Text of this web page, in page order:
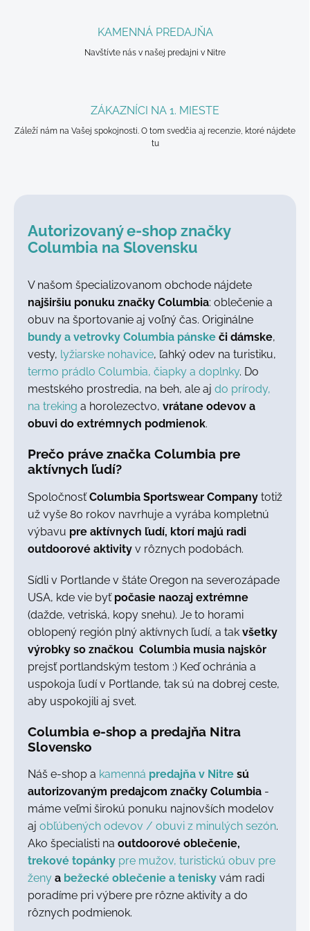
KAMENNÁ PREDAJŇA
Navštívte nás v našej predajni v Nitre
ZÁKAZNÍCI NA 1. MIESTE
Záleží nám na Vašej spokojnosti. O tom svedčia aj recenzie, ktoré nájdete
tu
Autorizovaný e-shop značky
Columbia na Slovensku
V našom špecializovanom obchode nájdete
najširšiu ponuku značky Columbia: oblečenie a
obuv na športovanie aj voľný čas. Originálne
bundy a vetrovky Columbia pánske či dámske,
vesty, lyžiarske nohavice, ľahký odev na turistiku,
termo prádlo Columbia, čiapky a doplnky. Do
mestského prostredia, na beh, ale aj do prírody,
na treking a horolezectvo, vrátane odevov a
obuvi do extrémnych podmienok.
Prečo práve značka Columbia pre
aktívnych ľudí?
SpoločnosťColumbia Sportswear Company totiž
už vyše 80 rokov navrhuje a vyrába kompletnú
výbavu pre aktívnych ľudí, ktorí majú radi
outdoorové aktivity v rôznych podobách.
Sídli v Portlande v štáte Oregon na severozápade
USA, kde vie byť počasie naozaj extrémne
(dažde, vetriská, kopy snehu). Je to horami
oblopený región plný aktívnych ľudí, a tak všetky
výrobky so značkou Columbia musia najskôr
prejsť portlandským testom :) Keď ochránia a
uspokoja ľudí v Portlande, tak sú na dobrej ceste,
aby uspokojili aj svet.
Columbia e-shop a predajňa Nitra
Slovensko
Náš e-shop a kamenná predajňa v Nitre sú
autorizovaným predajcom značky Columbia -
máme veľmi širokú ponuku najnovších modelov
aj obľúbených odevov / obuvi z minulých sezón.
Ako špecialisti na outdoorové oblečenie,
trekové topánky pre mužov, turistickú obuv pre
ženy a bežecké oblečenie a tenisky vám radi
poradíme pri výbere pre rôzne aktivity a do
rôznych podmienok.